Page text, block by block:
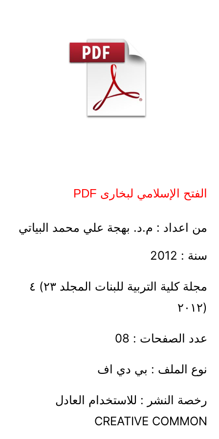
الفتح الإسلامي لبخارى PDF
من اعداد : م.د. بھجة علي محمد البیاتي
سنة : 2012
مجلة كلیة التربیة للبنات المجلد ٢٣) ٤
(٢٠١٢
عدد الصفحات : 08
نوع الملف : بي دي اف
رخصة النشر : للاستخدام العادل
CREATIVE COMMON